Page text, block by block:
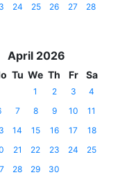
24 25 26 27 28
April 2026
Tu We Th Fr Sa
1 2 3
4
7 8 9 10
11
14 15 16 17
18
21 22 23 24
25
28 29 30